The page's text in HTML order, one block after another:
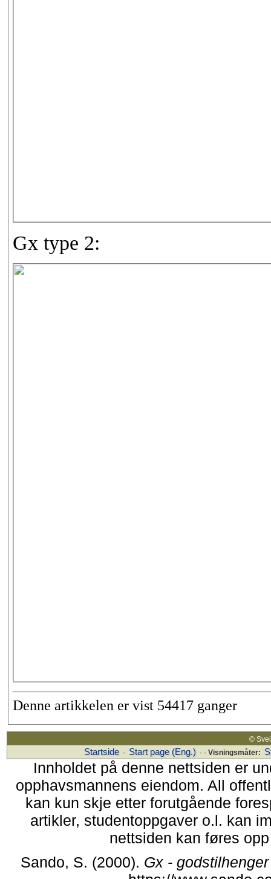
Gx type 2:
Denne artikkelen er vist 54417 ganger
©
Startside · Start page (Eng.) · · Visningsmåter:
Innholdet på denne nettsiden er
opphavsmannens eiendom. All
kan kun skje etter forutgående
artikler, studentoppgaver o.l. kan
nettsiden kan føres
Sando, S. (2000). Gx -